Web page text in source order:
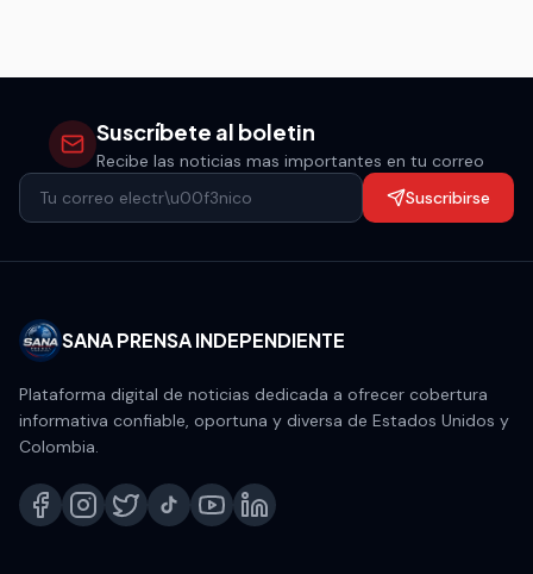
Suscríbete al boletin
Recibe las noticias mas importantes en tu correo
Suscribirse
SANA PRENSA INDEPENDIENTE
Plataforma digital de noticias dedicada a ofrecer cobertura
informativa confiable, oportuna y diversa de Estados Unidos y
Colombia.